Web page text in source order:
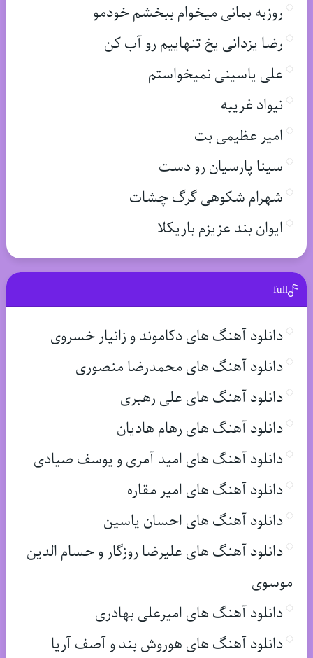
روزبه بمانی میخوام ببخشم خودمو
رضا یزدانی یخ تنهاییم رو آب کن
علی یاسینی نمیخواستم
نیواد غریبه
امیر عظیمی بت
سینا پارسیان رو دست
شهرام شکوهی گرگ چشات
ایوان بند عزیزم باریکلا
full
دانلود آهنگ های دکاموند و زانیار خسروی
دانلود آهنگ های محمدرضا منصوری
دانلود آهنگ های علی رهبری
دانلود آهنگ های رهام هادیان
دانلود آهنگ های امید آمری و یوسف صیادی
دانلود آهنگ های امیر مقاره
دانلود آهنگ های احسان یاسین
دانلود آهنگ های علیرضا روزگار و حسام الدین
موسوی
دانلود آهنگ های امیرعلی بهادری
دانلود آهنگ های هوروش بند و آصف آریا